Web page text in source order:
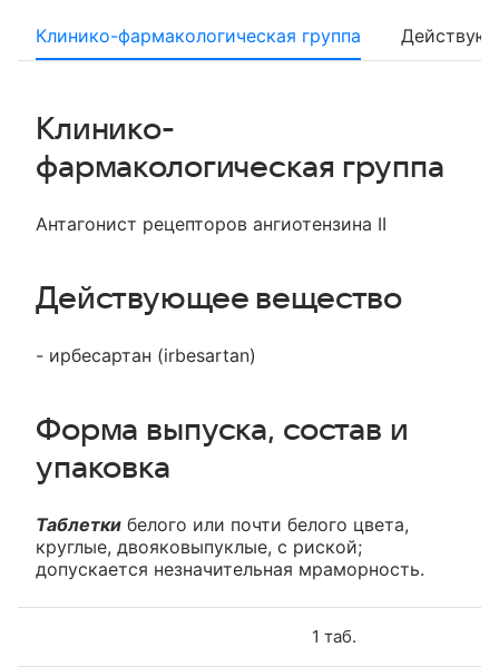
Клинико-фармакологическая группа
Клинико-
фармакологическая группа
Антагонист рецепторов ангиотензина II
Действующее вещество
- ирбесартан (irbesartan)
Форма выпуска, состав и
упаковка
Таблетки белого или почти белого цвета,
круглые, двояковыпуклые, с риской;
допускается незначительная мраморность.
1 таб.